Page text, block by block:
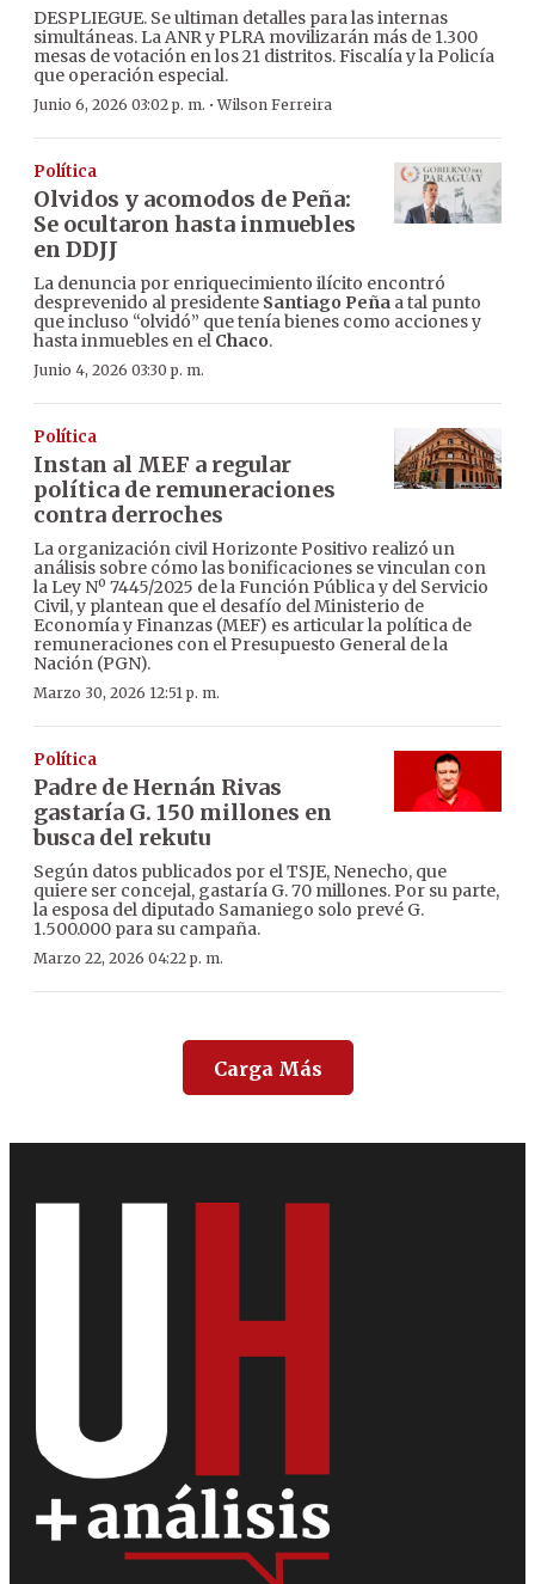
DESPLIEGUE. Se ultiman detalles para las internas
simultáneas. La ANR y PLRA movilizarán más de 1.300
mesas de votación en los 21 distritos. Fiscalía y la Policía
que operación especial.
Junio 6, 2026 03:02 p. m. ·Wilson Ferreira
Política
Olvidos y acomodos de Peña:
Se ocultaron hasta inmuebles
en DDJJ
La denuncia por enriquecimiento ilícito encontró
desprevenido al presidente Santiago Peña a tal punto
que incluso “olvidó” que tenía bienes como acciones y
hasta inmuebles en el Chaco.
Junio 4, 2026 03:30 p. m.
Política
Instan al MEF a regular
política de remuneraciones
contra derroches
La organización civil Horizonte Positivo realizó un
análisis sobre cómo las bonificaciones se vinculan con
la Ley Nº 7445/2025 de la Función Pública y del Servicio
Civil, y plantean que el desafío del Ministerio de
Economía y Finanzas (MEF) es articular la política de
remuneraciones con el Presupuesto General de la
Nación (PGN).
Marzo 30, 2026 12:51 p. m.
Política
Padre de Hernán Rivas
gastaría G. 150 millones en
busca del rekutu
Según datos publicados por el TSJE, Nenecho, que
quiere ser concejal, gastaría G. 70 millones. Por su parte,
la esposa del diputado Samaniego solo prevé G.
1.500.000 para su campaña.
Marzo 22, 2026 04:22 p. m.
Carga Más